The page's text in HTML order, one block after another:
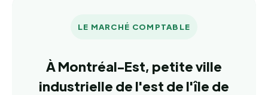
LE MARCHÉ COMPTABLE
À Montréal-Est, petite ville
industrielle de l'est de l'île de